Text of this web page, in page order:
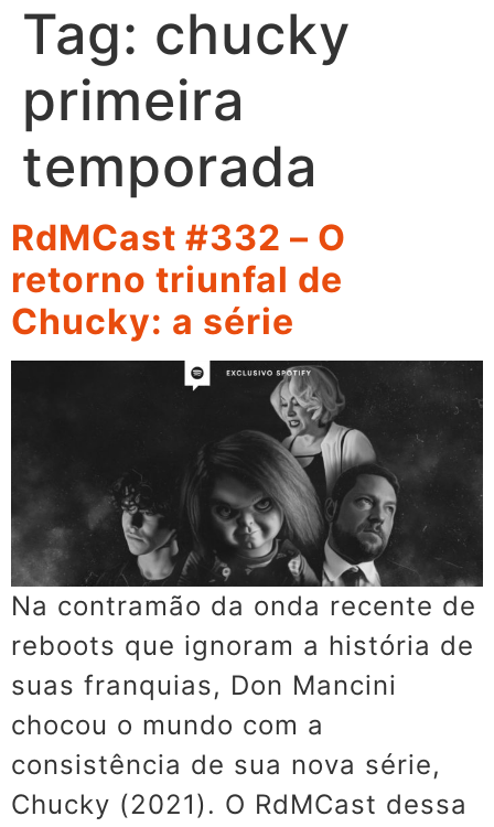
Tag: chucky
primeira
temporada
RdMCast #332 – O
retorno triunfal de
Chucky: a série
Na contramão da onda recente de
reboots que ignoram a história de
suas franquias, Don Mancini
chocou o mundo com a
consistência de sua nova série,
Chucky (2021). O RdMCast dessa